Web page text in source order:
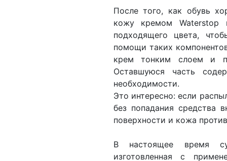
После того, как обувь
кожу кремом
подходящего цвета,
помощи таких
крем тонким слоем и
Оставшуюся часть
необходимости.
Это интересно: если
без попадания средства
поверхности и кожа
В настоящее время
изготовленная с